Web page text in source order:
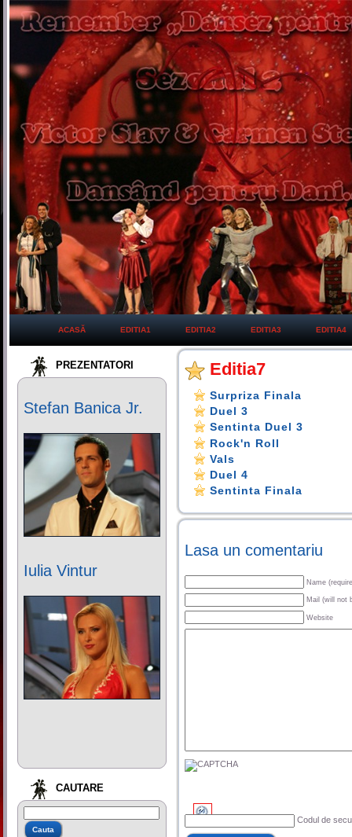
ACASĂ EDITIA1 EDITIA2 EDITIA3 EDITIA4
PREZENTATORI
Stefan Banica Jr.
Iulia Vintur
CAUTARE
Editia7
Surpriza Finala
Duel 3
Sentinta Duel 3
Rock'n Roll
Vals
Duel 4
Sentinta Finala
Lasa un comentariu
Name
Mail (will not
Website
Codul de